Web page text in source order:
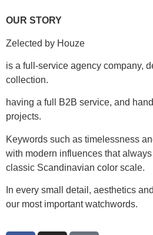
OUR STORY
Zelected by Houze
is a full-service agency company,
collection.
having a full B2B service, and
projects.
Keywords such as timelessness
with modern influences that
classic Scandinavian color scale.
In every small detail, aesthetics
our most important watchwords.